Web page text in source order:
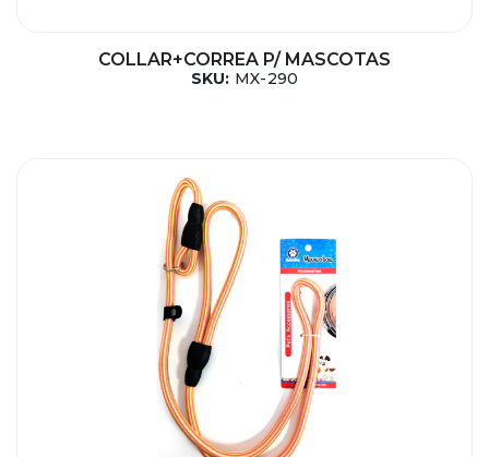
COLLAR+CORREA P/ MASCOTAS
SKU: MX-290